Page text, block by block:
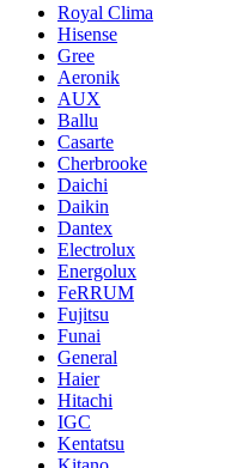
Royal Clima
Hisense
Gree
Aeronik
AUX
Ballu
Casarte
Cherbrooke
Daichi
Daikin
Dantex
Electrolux
Energolux
FeRRUM
Fujitsu
Funai
General
Haier
Hitachi
IGC
Kentatsu